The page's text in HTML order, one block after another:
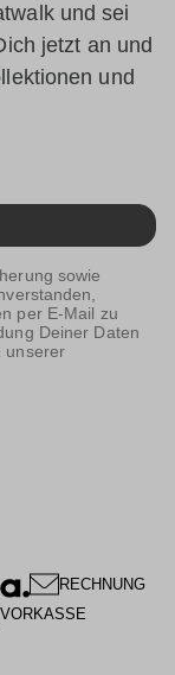
und sei
jetzt an und
und
sowie
per E-Mail zu
Deiner Daten
unserer
RECHNUNG
VORKASSE